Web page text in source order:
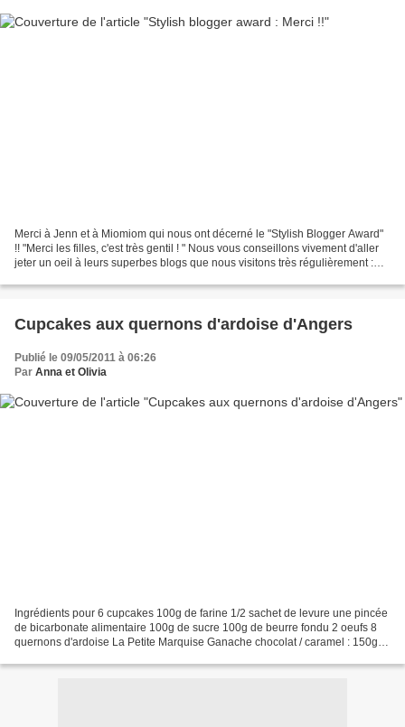
Merci à Jenn et à Miomiom qui nous ont décerné le "Stylish Blogger Award"
!! "Merci les filles, c'est très gentil ! " Nous vous conseillons vivement d'aller
jeter un oeil à leurs superbes blogs que nous visitons très régulièrement :
Cupcakes aux quernons d'ardoise d'Angers
Publié le 09/05/2011 à 06:26
Par Anna et Olivia
Ingrédients pour 6 cupcakes 100g de farine 1/2 sachet de levure une pincée
de bicarbonate alimentaire 100g de sucre 100g de beurre fondu 2 oeufs 8
quernons d'ardoise La Petite Marquise Ganache chocolat / caramel : 150g